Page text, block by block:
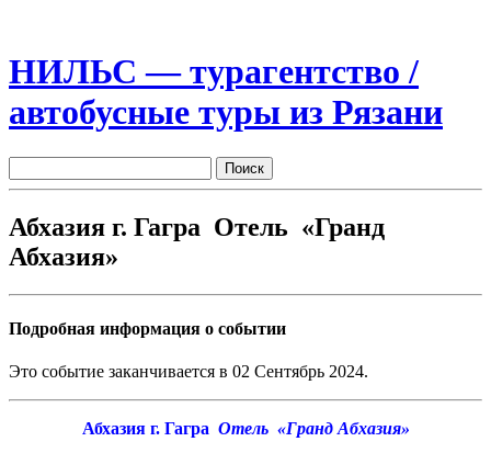
НИЛЬС — турагентство /
автобусные туры из Рязани
Абхазия г. Гагра Отель «Гранд
Абхазия»
Подробная информация о событии
Это событие заканчивается в 02 Сентябрь 2024.
Абхазия г. Гагра Отель «Гранд Абхазия»